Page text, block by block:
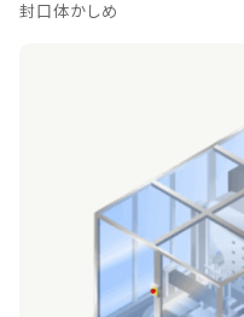
封口体かしめ